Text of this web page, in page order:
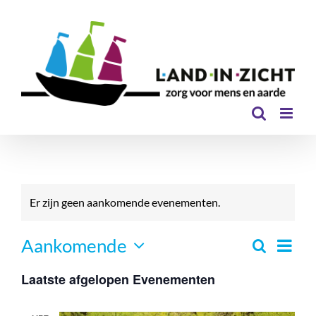
Er zijn geen aankomende evenementen.
Zoeken
Lijst
Aankomende
een
Laatste afgelopen Evenementen